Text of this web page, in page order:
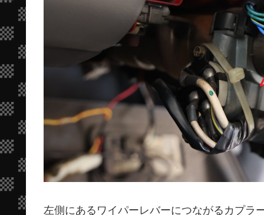
左側にあるワイパーレバーにつながるカプラ